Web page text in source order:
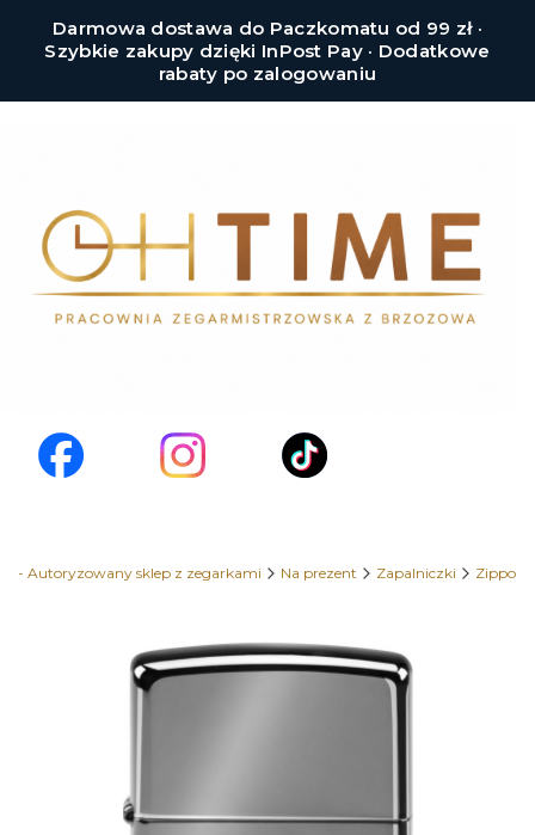
Darmowa dostawa do Paczkomatu od 99 zł ·
Szybkie zakupy dzięki InPost Pay · Dodatkowe
rabaty po zalogowaniu
- Autoryzowany sklep z zegarkami Na prezent Zapalniczki Zippo